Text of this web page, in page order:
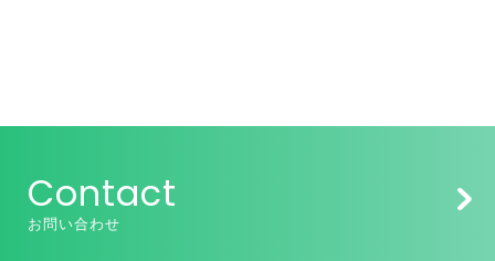
Contact
お問い合わせ